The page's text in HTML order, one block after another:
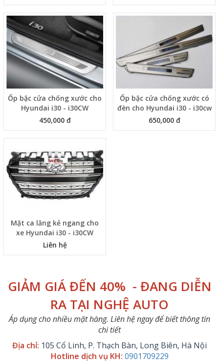
Ốp bậc cửa chống xước cho
Hyundai i30 - i30CW
450,000 đ
Ốp bậc cửa chống xước có
đèn cho Hyundai i30 - i30cw
650,000 đ
Mặt ca lăng kẻ ngang cho
xe Hyundai i30 - i30CW
Liên hệ
GIẢM GIÁ ĐẾN 40% - ĐANG DIỄN
RA TẠI NGHỆ AUTO
Áp dụng cho nhiều mặt hàng. Liên hệ ngay để biết thông tin
chi tiết
Địa chỉ: 105 Cổ Linh, P. Thạch Bàn, Long Biên, Hà Nội
Hotline dịch vụ KH: 0901709229